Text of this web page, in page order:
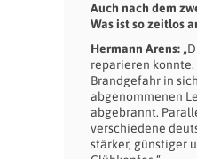
Auch nach dem
Was ist so zeitlos
Hermann Arens:
reparieren konnte.
Brandgefahr in
abgenommenen
abgebrannt.
verschiedene
stärker, günstiger